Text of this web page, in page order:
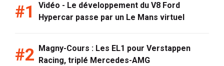
Vidéo - Le développement du V8 Ford
Hypercar passe par un Le Mans virtuel
Magny-Cours : Les EL1 pour Verstappen
Racing, triplé Mercedes-AMG